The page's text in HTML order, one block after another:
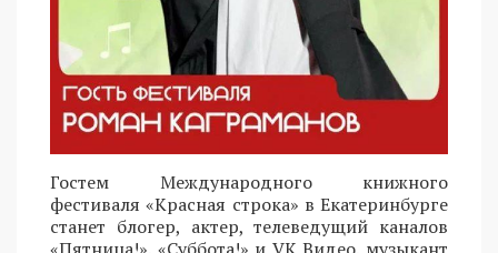
Гостем Международного книжного
фестиваля «Красная строка» в Екатеринбурге
станет блогер, актер, телеведущий каналов